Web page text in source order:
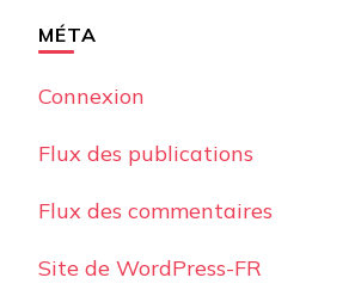
MÉTA
Connexion
Flux des publications
Flux des commentaires
Site de WordPress-FR